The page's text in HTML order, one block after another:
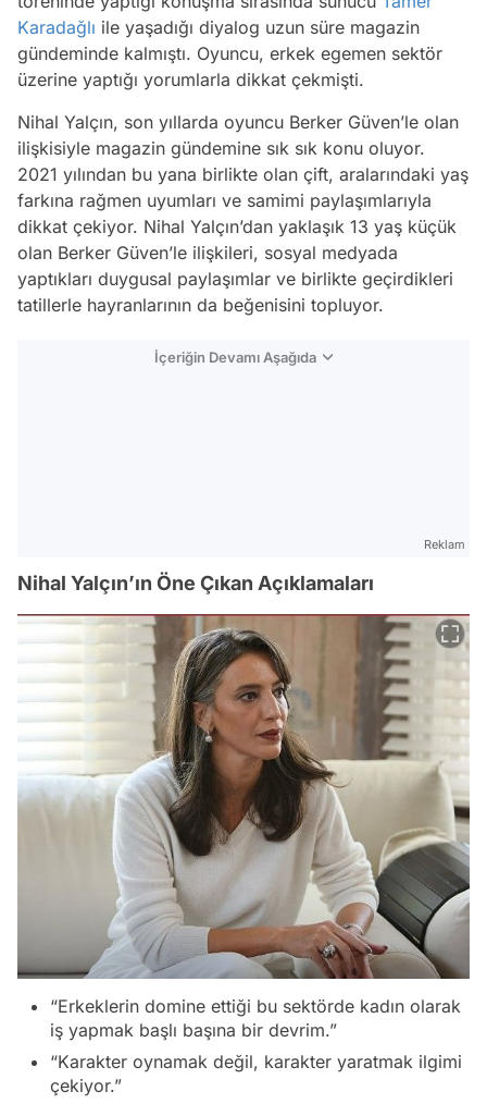
Karadağlı ile yaşadığı diyalog uzun süre magazin
gündeminde kalmıştı. Oyuncu, erkek egemen sektör
üzerine yaptığı yorumlarla dikkat çekmişti.
Nihal Yalçın, son yıllarda oyuncu Berker Güven’le olan
ilişkisiyle magazin gündemine sık sık konu oluyor.
2021 yılından bu yana birlikte olan çift, aralarındaki yaş
farkına rağmen uyumları ve samimi paylaşımlarıyla
dikkat çekiyor. Nihal Yalçın’dan yaklaşık 13 yaş küçük
olan Berker Güven’le ilişkileri, sosyal medyada
yaptıkları duygusal paylaşımlar ve birlikte geçirdikleri
tatillerle hayranlarının da beğenisini topluyor.
İçeriğin Devamı Aşağıda
Reklam
Nihal Yalçın’ın Öne Çıkan Açıklamaları
“Erkeklerin domine ettiği bu sektörde kadın olarak
iş yapmak başlı başına bir devrim.”
“Karakter oynamak değil, karakter yaratmak ilgimi
çekiyor.”